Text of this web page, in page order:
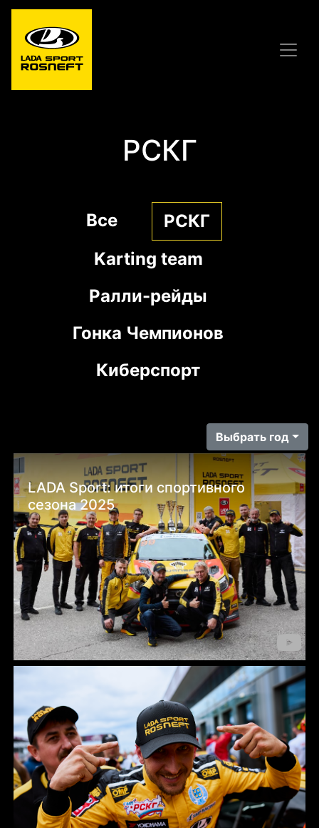
РСКГ
Все
РСКГ
Karting team
Ралли-рейды
Гонка Чемпионов
Киберспорт
Выбрать год
LADA Sport: итоги спортивного
сезона 2025
26 ноября 2025